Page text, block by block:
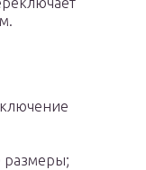
размеры;